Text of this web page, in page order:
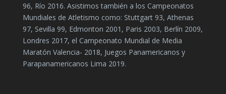
96, Río 2016. Asistimos también a los Campeonatos
Mundiales de Atletismo como: Stuttgart 93, Athenas
97, Sevilla 99, Edmonton 2001, Paris 2003, Berlín 2009,
Londres 2017, el Campeonato Mundial de Media
Maratón Valencia- 2018, Juegos Panamericanos y
Parapanamericanos Lima 2019.